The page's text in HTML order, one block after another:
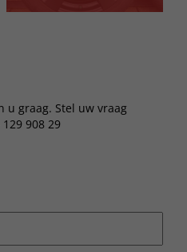
u graag. Stel uw vraag
908 29